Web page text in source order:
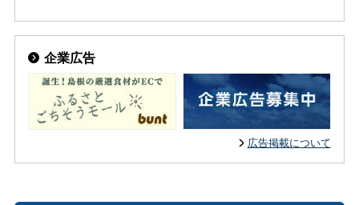
企業広告
広告掲載について